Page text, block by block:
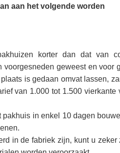
aan het volgende worden
korter dan dat van
geweest en voor
is gedaan omvat lassen,
van 1.000 tot 1.500 vierkante
in enkel 10 dagen
in de fabriek zijn, kunt u zeker